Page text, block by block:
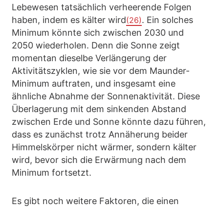
Lebewesen tatsächlich verheerende Folgen
haben, indem es kälter wird(26). Ein solches
Minimum könnte sich zwischen 2030 und
2050 wiederholen. Denn die Sonne zeigt
momentan dieselbe Verlängerung der
Aktivitätszyklen, wie sie vor dem Maunder-
Minimum auftraten, und insgesamt eine
ähnliche Abnahme der Sonnenaktivität. Diese
Überlagerung mit dem sinkenden Abstand
zwischen Erde und Sonne könnte dazu führen,
dass es zunächst trotz Annäherung beider
Himmelskörper nicht wärmer, sondern kälter
wird, bevor sich die Erwärmung nach dem
Minimum fortsetzt.
Es gibt noch weitere Faktoren, die einen